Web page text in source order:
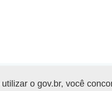
XLS o gov.br, você